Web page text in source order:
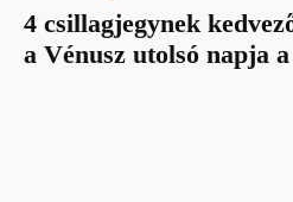
4 csillagjegynek
a Vénusz utolsó napja